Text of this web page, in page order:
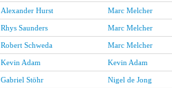
Alexander Hurst Marc Melcher
Rhys Saunders Marc Melcher
Robert Schweda Marc Melcher
Kevin Adam Kevin Adam
Gabriel Stöhr Nigel de Jong